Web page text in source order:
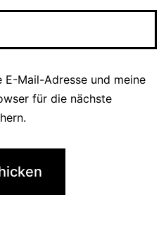
E-Mail-Adresse und meine
für die nächste